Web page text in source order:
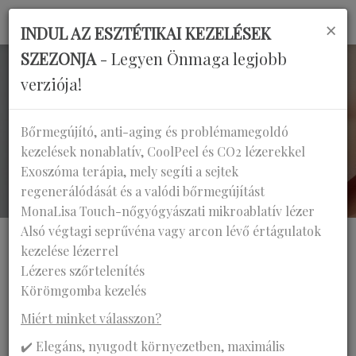
AKTUALITÁSOK
Főoldal
Aktualitások
Újdonság a hegek eltüntetésében!
ÚJDONSÁG A HEGEK
ELTÜNTETÉSÉBEN!
INDUL AZ ESZTÉTIKAI KEZELÉSEK
SZEZONJA - Legyen Önmaga legjobb
verziója!
×
Bőrmegújító, anti-aging és problémamegoldó
kezelések nonablatív, CoolPeel és CO2 lézerekkel
Exoszóma terápia, mely segíti a sejtek
regenerálódását és a valódi bőrmegújítást
MonaLisa Touch-nőgyógyászati mikroablatív lézer
Alsó végtagi seprűvéna vagy arcon lévő értágulatok
kezelése lézerrel
Lézeres szőrtelenítés
Körömgomba kezelés
Miért minket válasszon?
✔️ Elegáns, nyugodt környezetben, maximális